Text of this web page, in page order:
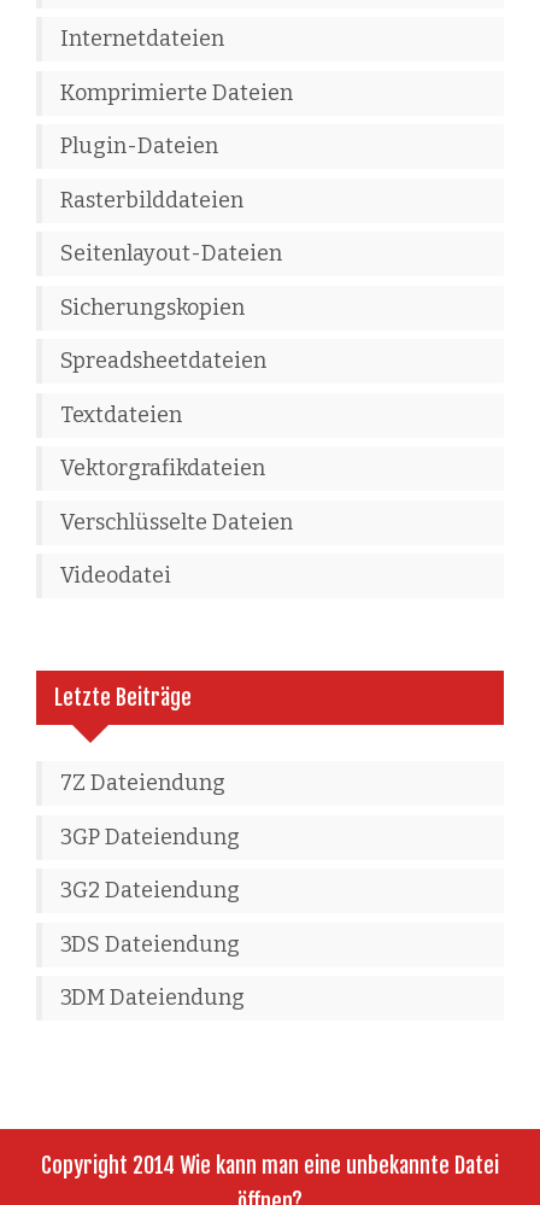
Internetdateien
Komprimierte Dateien
Plugin-Dateien
Rasterbilddateien
Seitenlayout-Dateien
Sicherungskopien
Spreadsheetdateien
Textdateien
Vektorgrafikdateien
Verschlüsselte Dateien
Videodatei
Letzte Beiträge
7Z Dateiendung
3GP Dateiendung
3G2 Dateiendung
3DS Dateiendung
3DM Dateiendung
Copyright 2014 Wie kann man eine unbekannte Datei